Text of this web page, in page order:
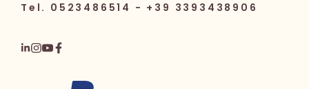
Tel. 0523486514 - +39 3393438906